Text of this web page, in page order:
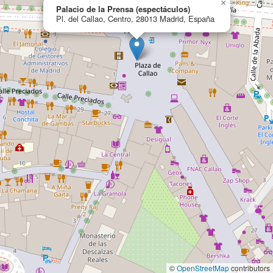
Palacio de la Prensa (espectáculos)
Pl. del Callao, Centro, 28013 Madrid, España
×
©OpenStreetMapcontributors